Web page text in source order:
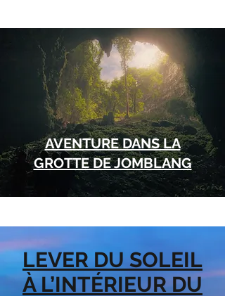
AVENTURE DANS LA
GROTTE DE JOMBLANG
LEVER DU SOLEIL
À L’INTÉRIEUR DU